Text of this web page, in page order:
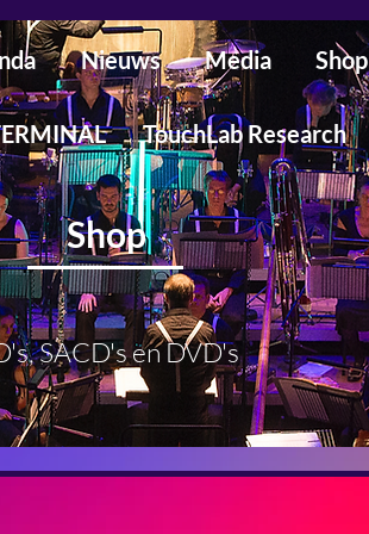
Shop
SACD's en DVD's
Nieuws Media Shop
TouchLab Research